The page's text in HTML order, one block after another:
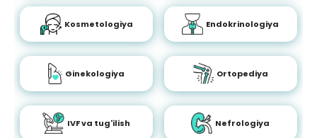
Kosmetologiya Endokrinologiya
Ginekologiya Ortopediya
IVF va tug'ilish Nefrologiya